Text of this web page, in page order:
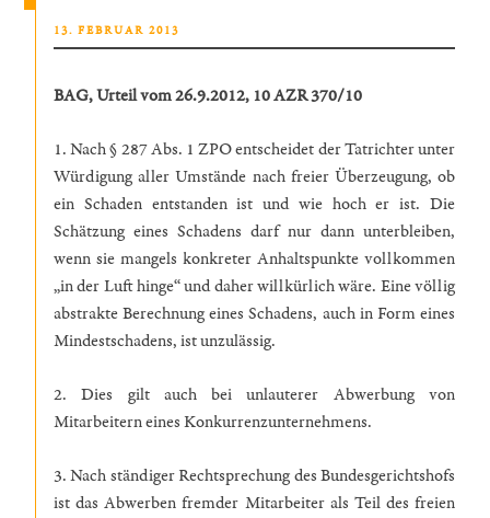
VERÖFFENTLICHT
13. FEBRUAR 2013
BAG, Urteil vom 26.9.2012, 10 AZR 370/10
1. Nach § 287 Abs. 1 ZPO entscheidet der Tatrichter unter
Würdigung aller Umstände nach freier Überzeugung, ob
ein Schaden entstanden ist und wie hoch er ist. Die
Schätzung eines Schadens darf nur dann unterbleiben,
wenn sie mangels konkreter Anhaltspunkte vollkommen
„in der Luft hinge“ und daher willkürlich wäre. Eine völlig
abstrakte Berechnung eines Schadens, auch in Form eines
Mindestschadens, ist unzulässig.
2. Dies gilt auch bei unlauterer Abwerbung von
Mitarbeitern eines Konkurrenzunternehmens.
3. Nach ständiger Rechtsprechung des Bundesgerichtshofs
ist das Abwerben fremder Mitarbeiter als Teil des freien